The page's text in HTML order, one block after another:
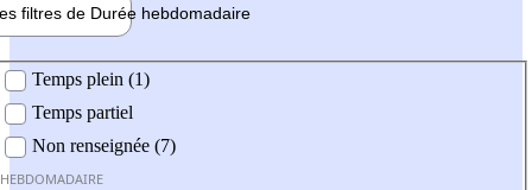
filtres de Durée hebdomadaire
Temps plein (1)
Temps partiel
Non renseignée (7)